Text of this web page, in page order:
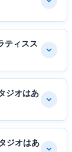
ティスス
ジオはあ
ジオはあ